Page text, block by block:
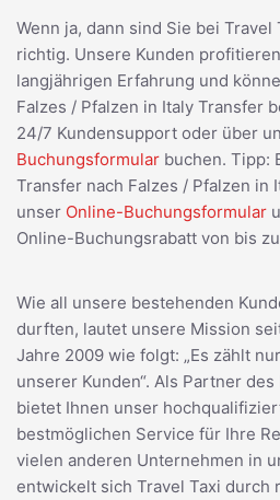
Wenn ja, dann sind Sie bei Travel
richtig. Unsere Kunden
langjährigen Erfahrung und
Falzes / Pfalzen in Italy Transfer
24/7 Kundensupport oder über
Buchungsformular buchen. Tipp:
Transfer nach Falzes / Pfalzen in
unser Online-Buchungsformular
Online-Buchungsrabatt von bis
Wie all unsere bestehenden
durften, lautet unsere Mission
Jahre 2009 wie folgt: „Es zählt
unserer Kunden“. Als Partner
bietet Ihnen unser
bestmöglichen Service für Ihre
vielen anderen Unternehmen in
entwickelt sich Travel Taxi durch